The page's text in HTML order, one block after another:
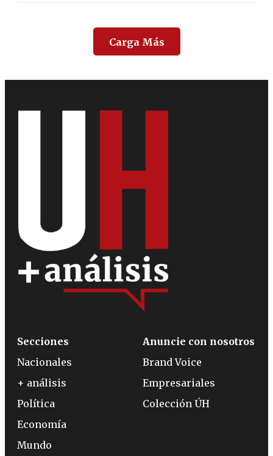
Carga Más
Secciones
Nacionales
+ análisis
Política
Economía
Mundo
Anuncie con nosotros
Brand Voice
Empresariales
Colección ÚH